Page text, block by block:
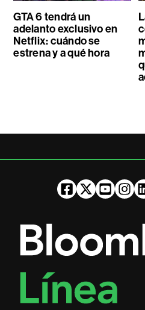
GTA 6 tendrá un
adelanto exclusivo en
Netflix: cuándo se
estrena y a qué hora